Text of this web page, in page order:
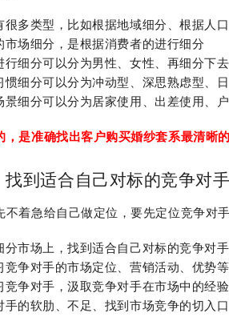
很多类型，比如根据地域细分、根据人
市场细分，是根据消费者的进行细分
行细分可以分为男性、女性、再细分下
惯细分可以分为冲动型、深思熟虑型、
景细分可以分为居家使用、出差使用、
，是准确找出客户购买婚纱套系最清晰
找到适合自己对标的竞争对
不着急给自己做定位，要先定位竞争对
分市场上，找到适合自己对标的竞争对手
竞争对手的市场定位、营销活动、优势等
竞争对手，汲取竞争对手在市场中的经
手的软肋、不足、找到市场竞争的切入口